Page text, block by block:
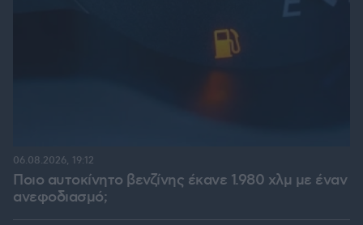
Ποιο αυτοκίνητο βενζίνης έκανε 1.980 χλμ με έναν
ανεφοδιασμό;
06.08.2026, 19:12